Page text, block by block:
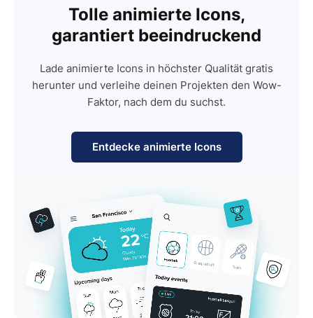
Tolle animierte Icons,
garantiert beeindruckend
Lade animierte Icons in höchster Qualität gratis
herunter und verleihe deinen Projekten den Wow-
Faktor, nach dem du suchst.
Entdecke animierte Icons